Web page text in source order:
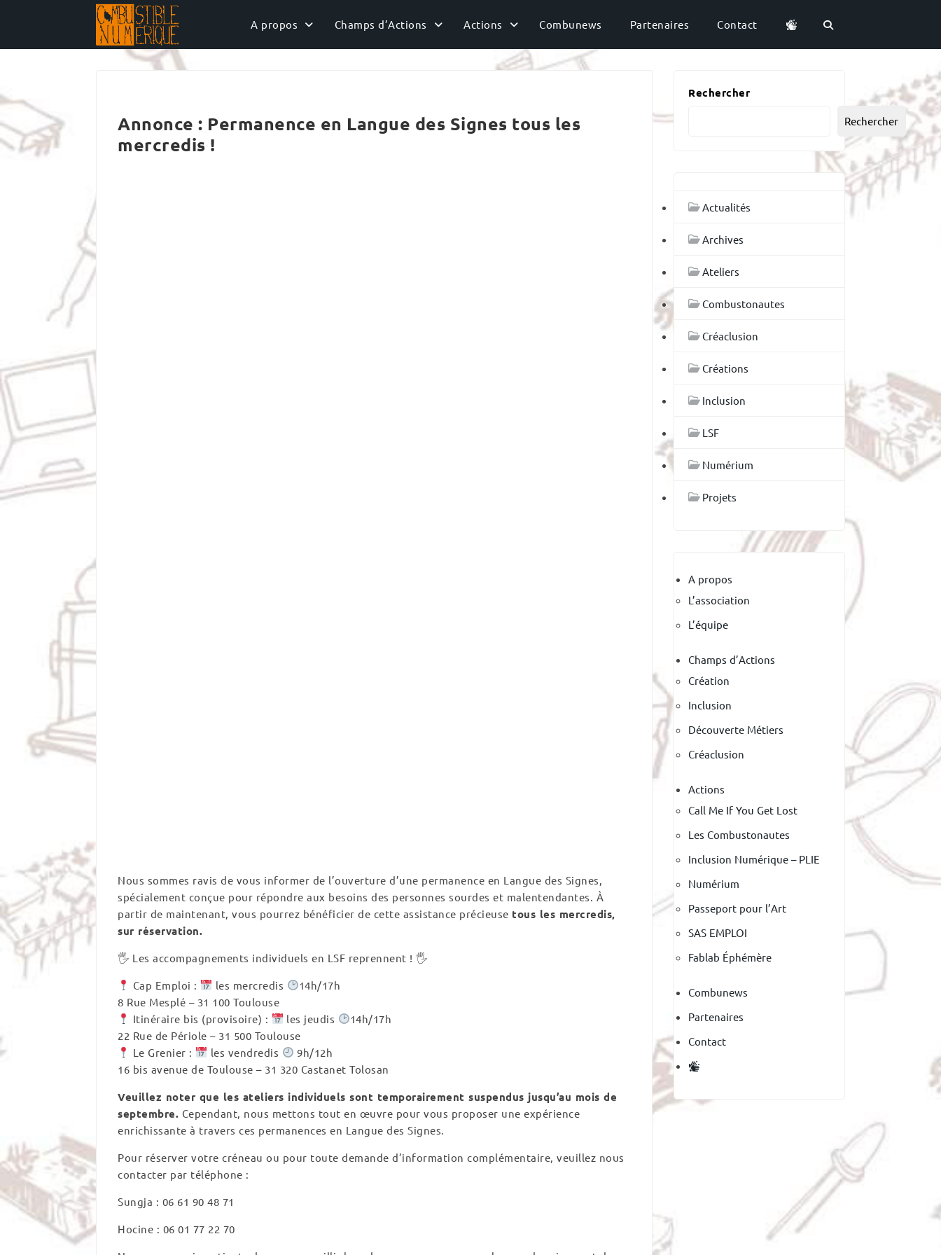
A propos Champs d’Actions Actions Combunews Partenaires Contact
Annonce : Permanence en Langue des Signes tous les
mercredis !
Nous sommes ravis de vous informer de l’ouverture d’une permanence en Langue des Signes,
spécialement conçue pour répondre aux besoins des personnes sourdes et malentendantes. À
partir de maintenant, vous pourrez bénéficier de cette assistance précieuse tous les mercredis,
sur réservation.
🖐 Les accompagnements individuels en LSF reprennent ! 🖐
Cap Emploi : les mercredis
14h/17h
8 Rue Mesplé – 31 100 Toulouse
Itinéraire bis (provisoire) :
les jeudis
14h/17h
22 Rue de Périole – 31 500 Toulouse
Le Grenier :
les vendredis
9h/12h
16 bis avenue de Toulouse – 31 320 Castanet Tolosan
Veuillez noter que les ateliers individuels sont temporairement suspendus jusqu’au mois de
septembre. Cependant, nous mettons tout en œuvre pour vous proposer une expérience
enrichissante à travers ces permanences en Langue des Signes.
Pour réserver votre créneau ou pour toute demande d’information complémentaire, veuillez nous
contacter par téléphone :
Sungja : 06 61 90 48 71
Hocine : 06 01 77 22 70
Rechercher
Rechercher
Actualités
Archives
Ateliers
Combustonautes
Créaclusion
Créations
Inclusion
LSF
Numérium
Projets
A propos
L’association
L’équipe
Champs d’Actions
Création
Inclusion
Découverte Métiers
Créaclusion
Actions
Call Me If You Get Lost
Les Combustonautes
Inclusion Numérique – PLIE
Numérium
Passeport pour l’Art
SAS EMPLOI
Fablab Éphémère
Combunews
Partenaires
Contact